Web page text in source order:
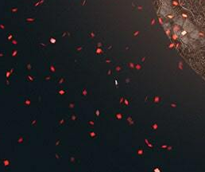
別公演「くにうみ」
歴史